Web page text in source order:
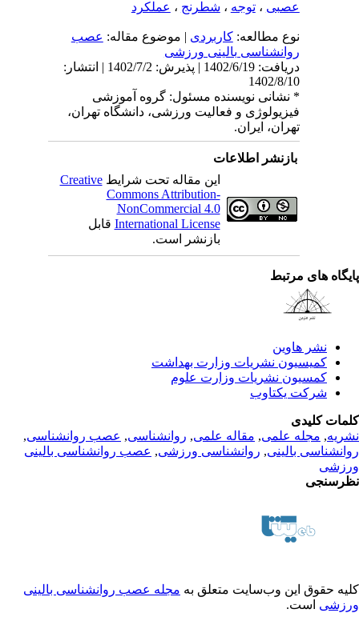
عصبی، توجه، شطرنج، عملکرد
نوع مطالعه:كاربردی| موضوع مقاله:عصب
روانشناسی بالینی ورزشی
دریافت: 1402/6/19 | پذیرش: 1402/7/2 | انتشار:
1402/8/10
* نشانی نویسنده مسئول: گروه آموزشی
فیزیولوژی و فعالیت ورزشی، دانشگاه تهران،
تهران، ایران.
بازنشر اطلاعات
این مقاله تحت شرایطCreative
Commons Attribution-
NonCommercial 4.0
International Licenseقابل
بازنشر است.
های مرتبط
نشر هاوین
کمیسیون نشریات وزارت بهداشت
کمسیون نشریات وزارت علوم
شرکت یکتاوب
کلیدی
,مجله علمی, مقاله علمی, روانشناسی, عصب روانشناسی,
بالینی, روانشناسی ورزشی, عصب روانشناسی بالینی
حقوق این وب‌سایت متعلق بهمجله عصب روانشناسی بالینی
است.